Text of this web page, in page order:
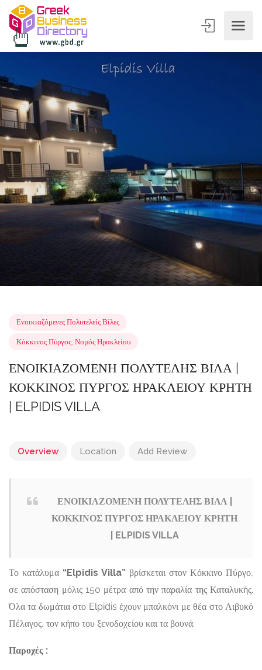
Κόκκινος Πύργος,Νομός Ηρακλείου
ΕΝΟΙΚΙΑΖΟΜΕΝΗ ΠΟΛΥΤΕΛΗΣ ΒΙΛΑ |
Overview Location Add Review
ΕΝΟΙΚΙΑΖΟΜΕΝΗ ΠΟΛΥΤΕΛΗΣ ΒΙΛΑ |
ΚΟΚΚΙΝΟΣ ΠΥΡΓΟΣ ΗΡΑΚΛΕΙΟΥ ΚΡΗΤΗ
| ELPIDIS VILLA
Το κατάλυμα “Elpidis Villa” βρίσκεται στον Κόκκινο Πύργο,
σε απόσταση μόλις 150 μέτρα από την παραλία της Καταλυκής.
Όλα τα δωμάτια στο Elpidis έχουν μπαλκόνι με θέα στο Λιβυκό
Πέλαγος, τον κήπο του ξενοδοχείου και τα βουνά.
Παροχές :